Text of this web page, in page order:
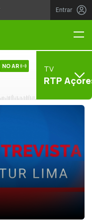
Entrar
NO AR TV
RTP